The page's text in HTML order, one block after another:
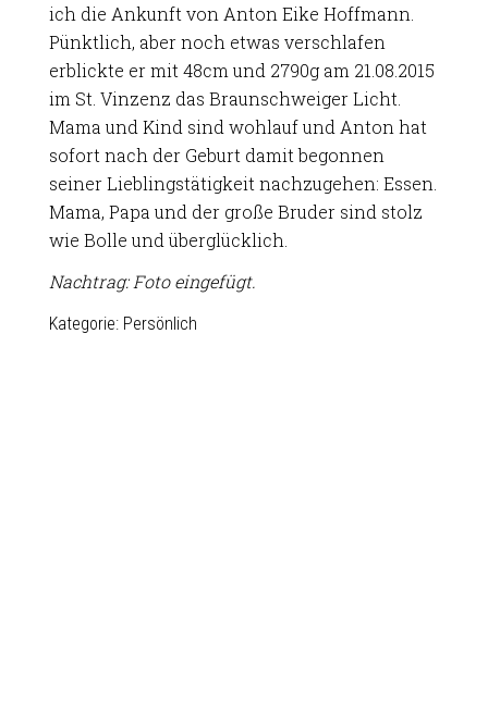
ich die Ankunft von Anton Eike Hoffmann.
Pünktlich, aber noch etwas verschlafen
erblickte er mit 48cm und 2790g am 21.08.2015
im St. Vinzenz das Braunschweiger Licht.
Mama und Kind sind wohlauf und Anton hat
sofort nach der Geburt damit begonnen
seiner Lieblingstätigkeit nachzugehen: Essen.
Mama, Papa und der große Bruder sind stolz
wie Bolle und überglücklich.
Nachtrag: Foto eingefügt.
Kategorie: Persönlich